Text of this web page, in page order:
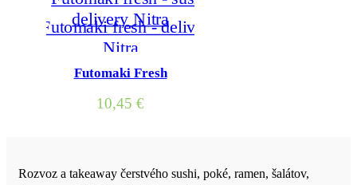
Futomaki Fresh
10,45 €
Rozvoz a takeaway čerstvého sushi, poké, ramen, šalátov,